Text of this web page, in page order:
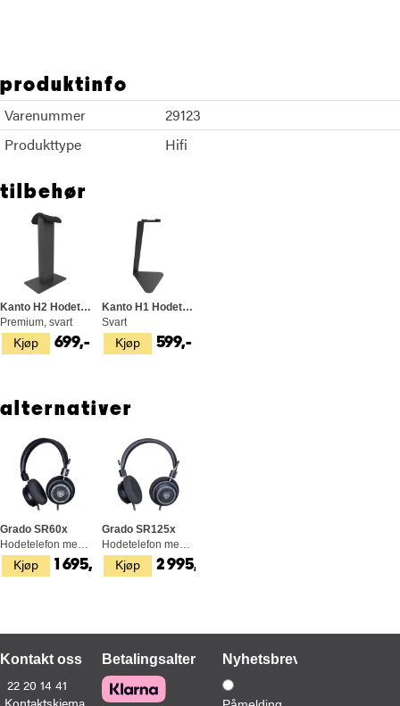
produktinfo
Varenummer
29123
Produkttype
Hifi
tilbehør
Kjøp
Kanto H2 Hodetelefonstativ
Premium, svart
699,- Kjøp
Kanto H1 Hodetelefonstativ
Svart
599,-
alternativer
Kjøp
Grado SR60x
1 695,- Kjøp
Grado SR125x
2 995,-
Kontakt oss
22 20 14 41
Kontaktskjema
BetalingsalternativerNyhetsbrev